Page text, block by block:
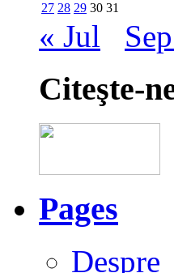
27 28 29 30 31
« Jul
Citeşte-
Pages
Despre